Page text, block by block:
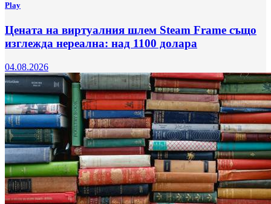
Play
Цената на виртуалния шлем Steam Frame също
изглежда нереална: над 1100 долара
04.08.2026